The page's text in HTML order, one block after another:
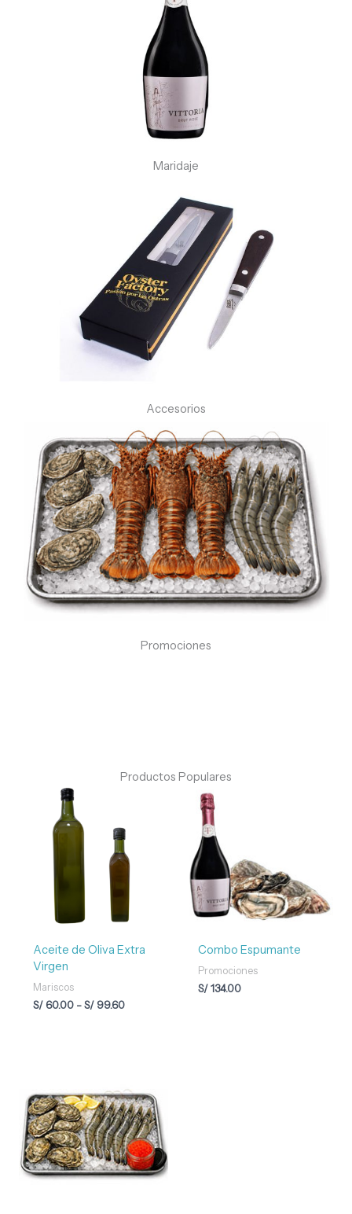
Maridaje
Accesorios
Promociones
Productos Populares
Aceite de Oliva Extra
Virgen
Mariscos
S/60.00 - S/99.60
desde
S/ 60.00
hasta
Combo Espumante
Promociones
S/134.00